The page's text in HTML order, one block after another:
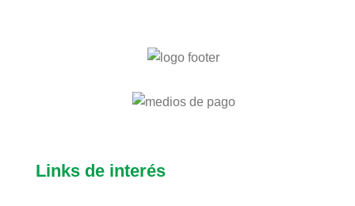
Links de interés